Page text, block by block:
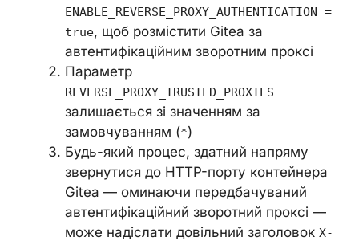
ENABLE_REVERSE_PROXY_AUTHENTICATION =
true, щоб розмістити Gitea за
автентифікаційним зворотним проксі
Параметр
REVERSE_PROXY_TRUSTED_PROXIES
залишається зі значенням за
замовчуванням (*)
Будь-який процес, здатний напряму
звернутися до HTTP-порту контейнера
Gitea — оминаючи передбачуваний
автентифікаційний зворотний проксі —
може надіслати довільний заголовок X-